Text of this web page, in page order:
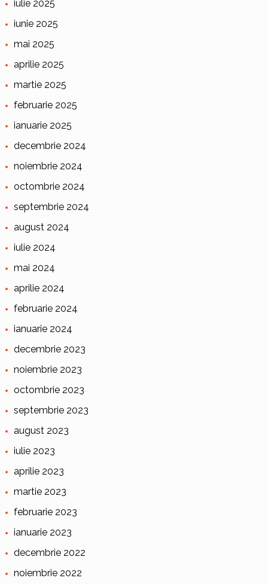
iulie 2025
iunie 2025
mai 2025
aprilie 2025
martie 2025
februarie 2025
ianuarie 2025
decembrie 2024
noiembrie 2024
octombrie 2024
septembrie 2024
august 2024
iulie 2024
mai 2024
aprilie 2024
februarie 2024
ianuarie 2024
decembrie 2023
noiembrie 2023
octombrie 2023
septembrie 2023
august 2023
iulie 2023
aprilie 2023
martie 2023
februarie 2023
ianuarie 2023
decembrie 2022
noiembrie 2022